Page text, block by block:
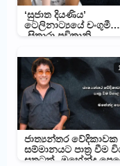
‘සුජාත දියණිය’
ටෙලිනාට්‍යයේ චංගුමී
-සිතාරා පවිත්‍රානි
ජාත්‍යන්තර වේදිකාවක
සම්මානයට පාත්‍ර වීම
සතුටක් -මහේන්ද්‍ර